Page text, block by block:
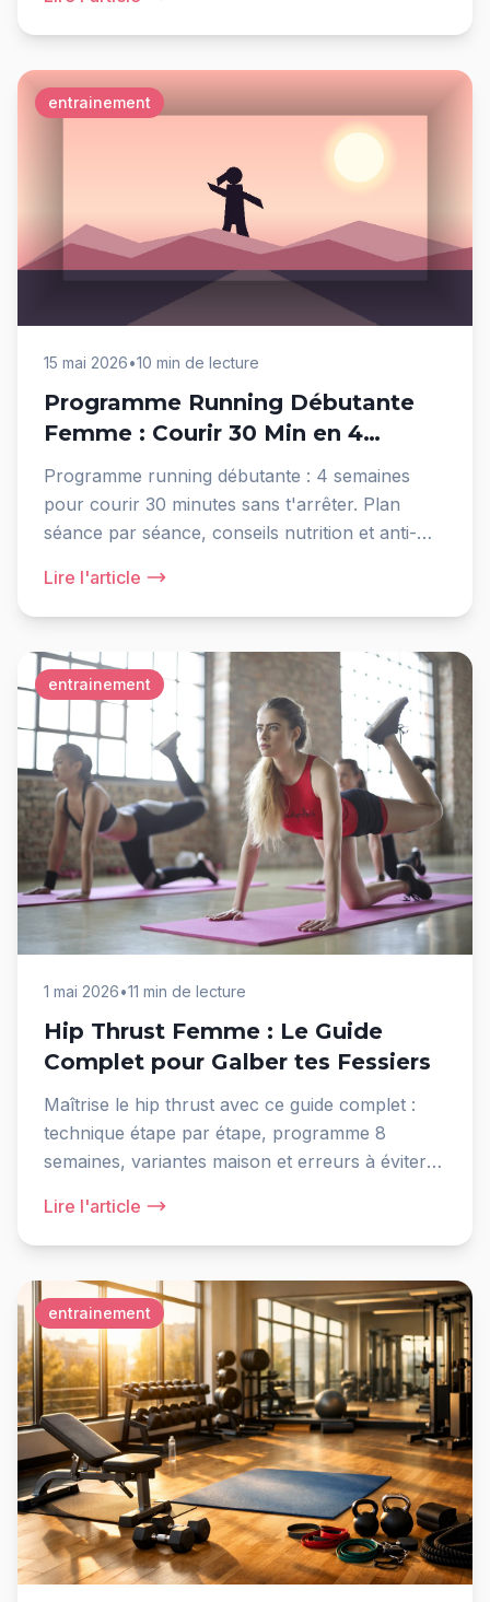
entrainement
15 mai 2026•10 min de lecture
Programme Running Débutante
Femme : Courir 30 Min en 4
Semaines
Programme running débutante : 4 semaines
pour courir 30 minutes sans t'arrêter. Plan
séance par séance, conseils nutrition et anti-
Lire l'article
entrainement
1 mai 2026•11 min de lecture
Hip Thrust Femme : Le Guide
Complet pour Galber tes Fessiers
Maîtrise le hip thrust avec ce guide complet :
technique étape par étape, programme 8
semaines, variantes maison et erreurs à éviter
Lire l'article
entrainement